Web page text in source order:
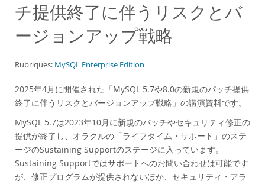
Partenaires
Clients
White Papers
Presentations
Videos
Case Studies
Books
Performance
Benchmarks
チ提供終了に伴うリスクとバ
ージョンアップ戦略
Rubriques: MySQL Enterprise Edition
2025年4月に開催された「MySQL 5.7や8.0の新規のパッチ提供
終了に伴うリスクとバージョンアップ戦略」の講演資料です。
MySQL 5.7は2023年10月に新規のパッチやセキュリティ修正の
提供が終了し、オラクルの「ライフタイム・サポート」のステ
ージのSustaining Supportのステージに入っています。
Sustaining Supportではサポートへのお問い合わせは可能です
が、修正プログラムが提供されないほか、セキュリティ・アラ